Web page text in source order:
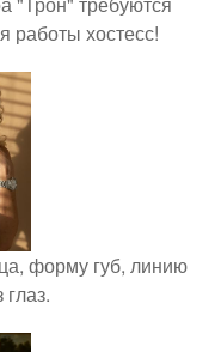
работы хостесс!
форму губ, линию